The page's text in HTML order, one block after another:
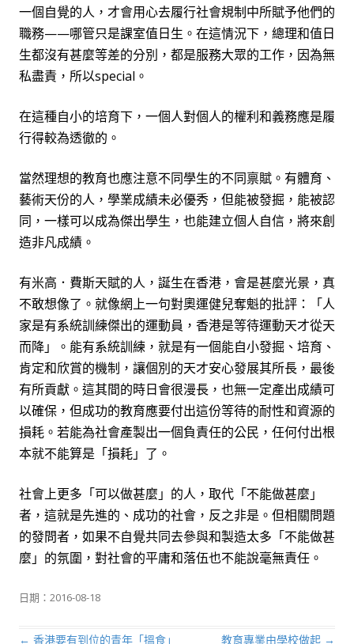
一個自覺的人，才會用心去履行社會規制中所賦予他們的
職務——哪管只是課室值日生。在這情況下，總理和值日
生都沒有甚麼等差的分別，都是服務大眾的工作，因為無
私盡責，所以special 。
在這種自小的培育下，一個人對個人的權利和義務應是履
行得較為透徹的。
當然理想的教育也應注意不同學生的不同禀賦。有體育、
藝術天份的人，學業成績未必優秀，但能被發掘，能被認
同，一樣可以成為傑出學生，也能建立個人自信，將來創
造非凡成績。
有米高．費斯天賦的人，誕生在香港，會是甚麼光景，真
不敢想像了。就像網上一句對奧運健兒奪魁的批評：「人
家是有系統訓練傑出的運動員，香港是等待運動天才從天
而降」。能有系統訓練，就是有一個能自小發掘、培育、
肯定和欣賞的機制，讓個別的天才安心發展其所長，最後
有所貢獻。這其間的時日會很漫長，也無一定產出成績可
以確保，但成功的教育應要付出這份等待的耐性和資源的
損耗。若能為社會產製出一個負責任的公民，任何付出根
本就不能算是「損耗」了。
社會上更多「可以做甚麼」的人，取代「不能做甚麼」
者，這就是先進的、成功的社會，反之非是。但相關問題
的發問者，如果不自覺共同去參與和製造太多「不能做甚
麼」的氛圍，對社會的平庸和落伍也不能說毫無責任。
日期： 2016-08-18
← 香港要有到位的青年「搵食」
教育專業由學校做起 →